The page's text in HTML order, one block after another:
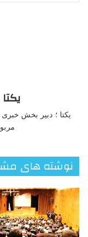
یکتا ؛ دبیر بخش خبری
نوشته های